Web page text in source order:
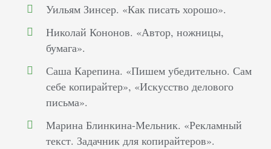
Уильям Зинсер. «Как писать хорошо».
Николай Кононов. «Автор, ножницы,
бумага».
Саша Карепина. «Пишем убедительно. Сам
себе копирайтер», «Искусство делового
письма».
Марина Блинкина-Мельник. «Рекламный
текст. Задачник для копирайтеров».